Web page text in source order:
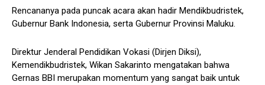
Rencananya pada puncak acara akan hadir Mendikbudristek,
Gubernur Bank Indonesia, serta Gubernur Provinsi Maluku.
Direktur Jenderal Pendidikan Vokasi (Dirjen Diksi),
Kemendikbudristek, Wikan Sakarinto mengatakan bahwa
Gernas BBI merupakan momentum yang sangat baik untuk